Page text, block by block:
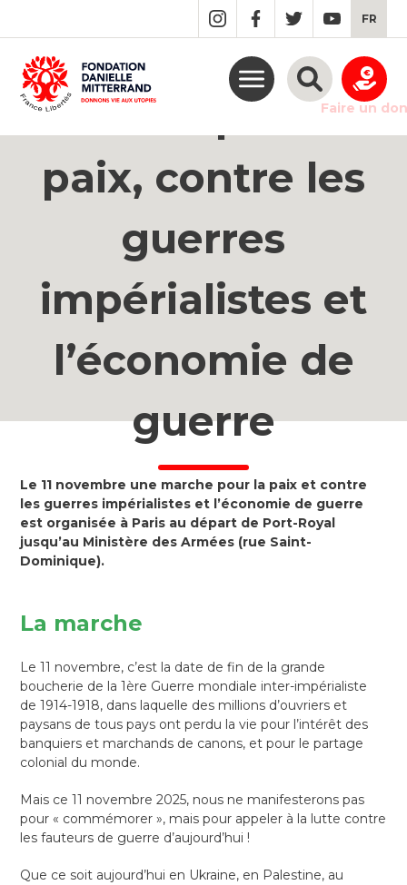
MAIN
CONTENT
FR
Faire un don
Marche pour la
paix, contre les
guerres
impérialistes et
l’économie de
guerre
Le 11 novembre une marche pour la paix et contre
les guerres impérialistes et l’économie de guerre
est organisée à Paris au départ de Port-Royal
jusqu’au Ministère des Armées (rue Saint-
Dominique).
La marche
Le 11 novembre, c’est la date de fin de la grande
boucherie de la 1ère Guerre mondiale inter-impérialiste
de 1914-1918, dans laquelle des millions d’ouvriers et
paysans de tous pays ont perdu la vie pour l’intérêt des
banquiers et marchands de canons, et pour le partage
colonial du monde.
Mais ce 11 novembre 2025, nous ne manifesterons pas
pour « commémorer », mais pour appeler à la lutte contre
les fauteurs de guerre d’aujourd’hui !
Que ce soit aujourd’hui en Ukraine, en Palestine, au